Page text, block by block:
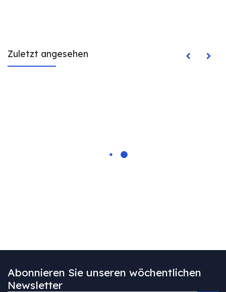
Zuletzt angesehen
Abonnieren Sie unseren wöchentlichen
Newsletter